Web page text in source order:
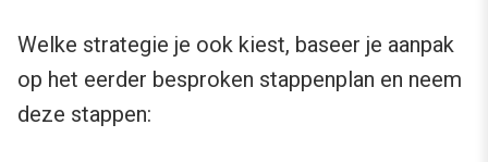
Welke strategie je ook kiest, baseer je aanpak
op het eerder besproken stappenplan en neem
deze stappen: